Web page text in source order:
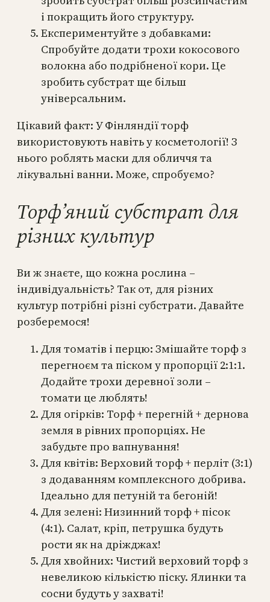
і покращить його структуру.
Експериментуйте з добавками:
Спробуйте додати трохи кокосового
волокна або подрібненої кори. Це
зробить субстрат ще більш
універсальним.
Цікавий факт: У Фінляндії торф
використовують навіть у косметології! З
нього роблять маски для обличчя та
лікувальні ванни. Може, спробуємо?
Торф’яний субстрат для
різних культур
Ви ж знаєте, що кожна рослина –
індивідуальність? Так от, для різних
культур потрібні різні субстрати. Давайте
розберемося!
Для томатів і перцю: Змішайте торф з
перегноєм та піском у пропорції 2:1:1.
Додайте трохи деревної золи –
томати це люблять!
Для огірків: Торф + перегній + дернова
земля в рівних пропорціях. Не
забудьте про вапнування!
Для квітів: Верховий торф + перліт (3:1)
з додаванням комплексного добрива.
Ідеально для петуній та бегоній!
Для зелені: Низинний торф + пісок
(4:1). Салат, кріп, петрушка будуть
рости як на дріжджах!
Для хвойних: Чистий верховий торф з
невеликою кількістю піску. Ялинки та
сосни будуть у захваті!